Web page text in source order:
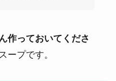
作っておいてくださ
ープです。